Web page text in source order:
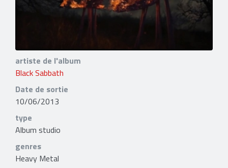
artiste de l'album
Black Sabbath
Date de sortie
10/06/2013
type
Album studio
genres
Heavy Metal